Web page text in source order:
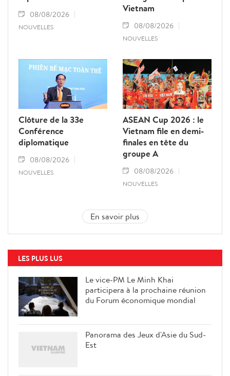
08/08/2026
NOUVELLES
Vietnam
08/08/2026
NOUVELLES
Clôture de la 33e
Conférence
diplomatique
08/08/2026
NOUVELLES
ASEAN Cup 2026 : le
Vietnam file en demi-
finales en tête du
groupe A
08/08/2026
NOUVELLES
En savoir plus
LES PLUS LUS
Le vice-PM Le Minh Khai
participera à la prochaine réunion
du Forum économique mondial
Panorama des Jeux d'Asie du Sud-
Est